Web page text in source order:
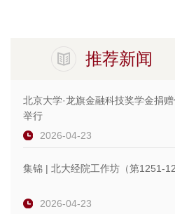
推荐新闻
北京大学·龙旗金融科技奖学金捐
举行
2026-04-23
集锦 | 北大经院工作坊（第1251-
2026-04-23